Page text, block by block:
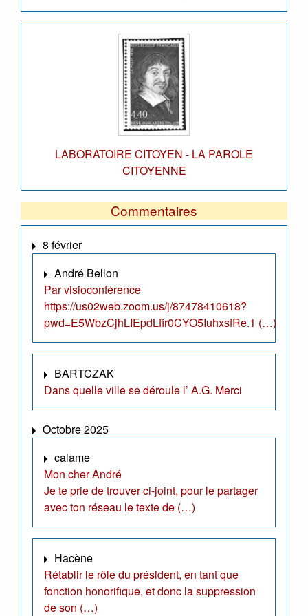
LABORATOIRE CITOYEN - LA PAROLE
CITOYENNE
Commentaires
8 février
André Bellon
Par visioconférence
https://us02web.zoom.us/j/87478410618?
pwd=E5WbzCjhLIEpdLfir0CYO5IuhxsfRe.1 (…)
BARTCZAK
Dans quelle ville se déroule l’ A.G. Merci
Octobre 2025
calame
Mon cher André
Je te prie de trouver ci-joint, pour le partager
avec ton réseau le texte de (…)
Hacène
Rétablir le rôle du président, en tant que
fonction honorifique, et donc la suppression
de son (…)